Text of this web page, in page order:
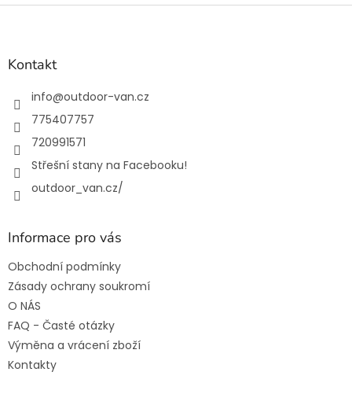
Z
Kontakt
info@outdoor-van.cz
775407757
720991571
Střešní stany na Facebooku!
outdoor_van.cz/
Informace pro vás
Obchodní podmínky
Zásady ochrany soukromí
O NÁS
FAQ - Časté otázky
Výměna a vrácení zboží
Kontakty